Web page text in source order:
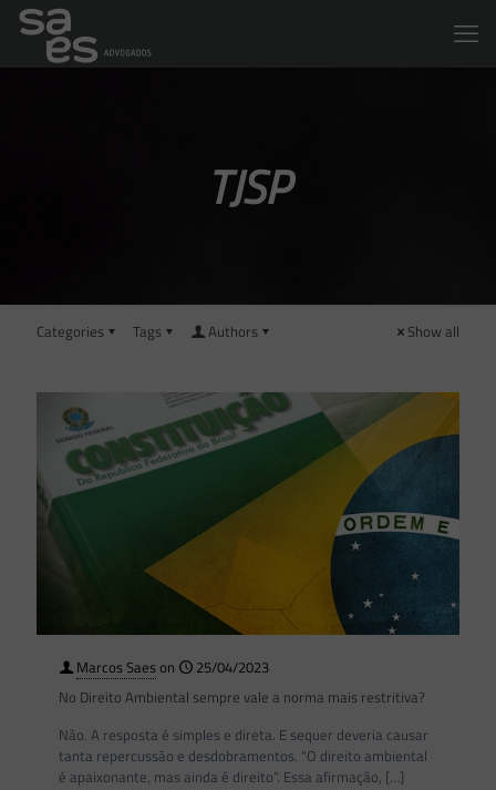
TJSP
Categories Tags Authors Show all
Marcos Saeson
25/04/2023
No Direito Ambiental sempre vale a norma mais restritiva?
Não. A resposta é simples e direta. E sequer deveria causar
tanta repercussão e desdobramentos. “O direito ambiental
é apaixonante, mas ainda é direito”. Essa afirmação, […]